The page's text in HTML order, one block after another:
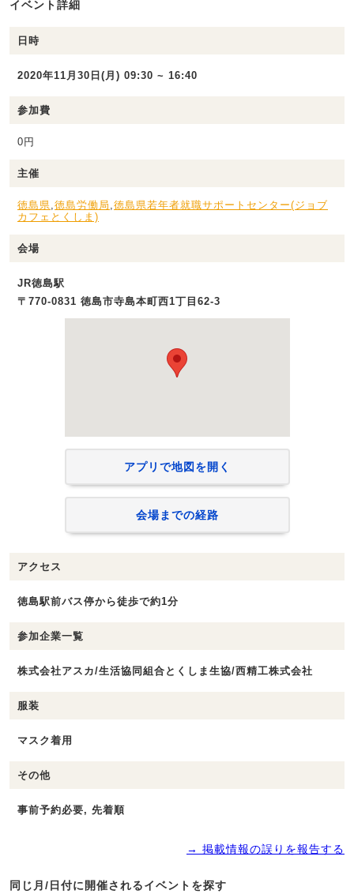
イベント詳細
日時
2020年11月30日(月) 09:30 ~ 16:40
参加費
0円
主催
徳島県,徳島労働局 ,徳島県若年者就職サポートセンター(ジョブ
カフェとくしま)
会場
JR徳島駅
〒770-0831 徳島市寺島本町西1丁目62-3
アプリで地図を開く
会場までの経路
アクセス
徳島駅前バス停から徒歩で約1分
参加企業一覧
株式会社アスカ/生活協同組合とくしま生協/西精工株式会社
服装
マスク着用
その他
事前予約必要, 先着順
→ 掲載情報の誤りを報告する
同じ月/日付に開催されるイベントを探す